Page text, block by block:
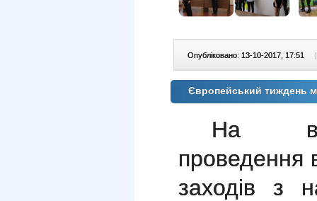
Опубліковано: 13-10-2017, 17:51 |
Європейський тиждень
На
проведення
заходів з